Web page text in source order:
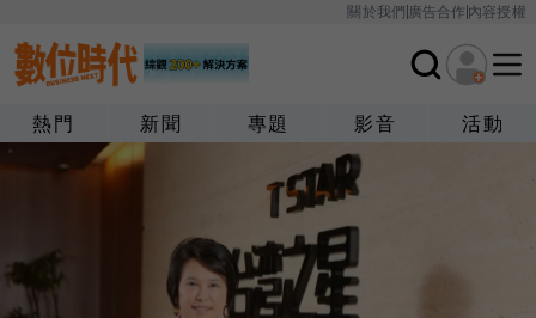
關於我們廣告合作內容授權
熱門 新聞 專題 影音 活動